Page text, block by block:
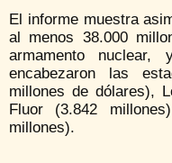
El informe muestra
al menos 38.000
armamento
encabezaron las
millones de dólares),
Fluor (3.842
millones).